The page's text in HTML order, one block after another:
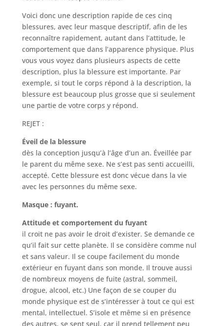
Voici donc une description rapide de ces cinq
blessures, avec leur masque descriptif, afin de les
reconnaître rapidement, autant dans l’attitude, le
comportement que dans l’apparence physique. Plus
vous vous voyez dans plusieurs aspects de cette
description, plus la blessure est importante. Par
exemple, si tout le corps répond à la description, la
blessure est beaucoup plus grosse que si seulement
une partie de votre corps y répond.
REJET :
Éveil de la blessure
dès la conception jusqu’à l’âge d’un an. Éveillée par
le parent du même sexe. Ne s’est pas senti accueilli,
accepté. Cette blessure est donc vécue dans la vie
avec les personnes du même sexe.
Masque : fuyant.
Attitude et comportement du fuyant
il croit ne pas avoir le droit d’exister. Se demande ce
qu’il fait sur cette planète. Il se considère comme nul
et sans valeur. Il se coupe facilement du monde
extérieur en fuyant dans son monde. Il trouve aussi
de nombreux moyens de fuite (astral, sommeil,
drogue, alcool, etc.) Une façon de se couper du
monde physique est de s’intéresser à tout ce qui est
mental, intellectuel. S’isole et même si en présence
des autres, se sent seul, car il prend tellement peu